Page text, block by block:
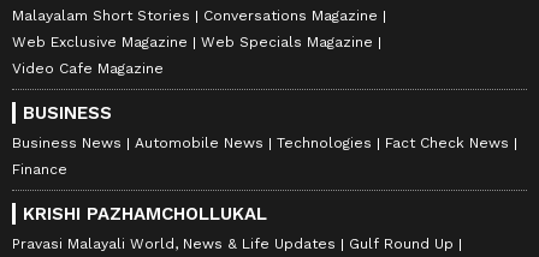
Malayalam Short Stories
Conversations Magazine
Web Exclusive Magazine
Web Specials Magazine
Video Cafe Magazine
BUSINESS
Business News Automobile News Technologies
Fact Check News
Finance
KRISHI PAZHAMCHOLLUKAL
Pravasi Malayali World, News & Life Updates Gulf Round Up